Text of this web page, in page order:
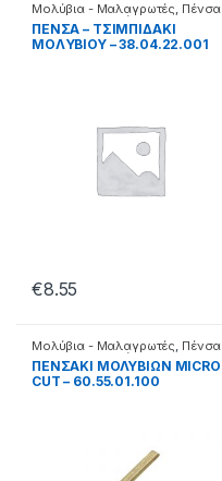
Μολύβια - Μαλαγρωτές, Πένσα
για Σχιστα Μολύβια
ΠENΣA – TΣIMΠIΔAKI
MOΛYBIOY – 38.04.22.001
€8.55
Μολύβια - Μαλαγρωτές, Πένσα
για Σχιστα Μολύβια
ΠΕΝΣΑΚΙ ΜΟΛΥΒΙΩΝ MICRO
CUT – 60.55.01.100